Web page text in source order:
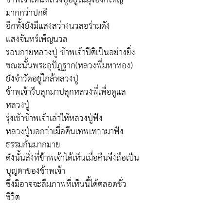
มากกว่าปกติ
อีกทั้งยังมีแสงสว่างนวลอร่ามดัง
แสงจันทร์เพ็ญนวล
รอบกายหลวงปู่ ข้าพเจ้าปีติเป็นอย่างยิ่ง
ขณะนั้นพระอุปัฎฐาก(หลวงพี่มหาทอง)
ยังจำวัดอยู่ใกล้หลวงปู่
ข้าพเจ้ารีบลุกมาปลุกหลวงพี่เพื่อดูแล
หลวงปู่
รุ่งเช้าข้าพเจ้าเล่าให้หลวงปู่ฟัง
หลวงปู่บอกว่าเมื่อคืนเทพเทวามาฟัง
ธรรมกันมากมาย
ดังนั้นสิ่งที่ข้าพเจ้าได้เห็นเมื่อคืนจึงถือเป็น
บุญตาของข้าพเจ้า
ซึ่งมิอาจจะลืมภาพที่เห็นนี้ได้ตลอดชั่ว
ชีวิต